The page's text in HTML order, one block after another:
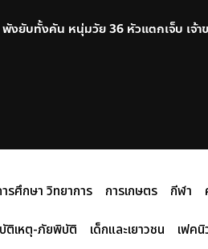
งยับทั้งคัน หนุ่มวัย 36 หัวแตกเจ็บ เจ้า
รศึกษา วิทยาการ การเกษตร กีฬา
ติเหตุ-ภัยพิบัติ เด็กและเยาวชน เฟค